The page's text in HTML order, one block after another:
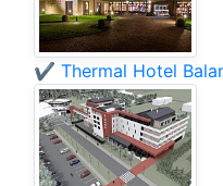
✔️ Thermal Hotel